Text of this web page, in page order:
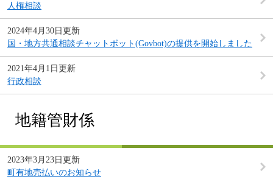
人権相談
2024年4月30日更新
国・地方共通相談チャットボット(Govbot)の提供を開始しました
2021年4月1日更新
行政相談
地籍管財係
2023年3月23日更新
町有地売払いのお知らせ